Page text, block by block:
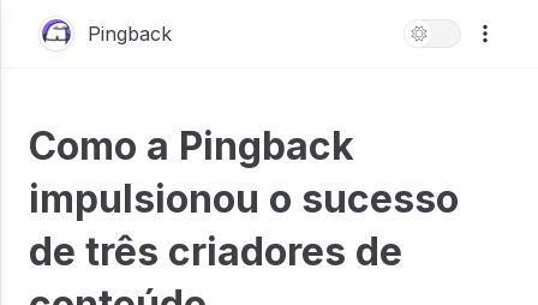
Pingback
Como a Pingback
impulsionou o sucesso
de três criadores de